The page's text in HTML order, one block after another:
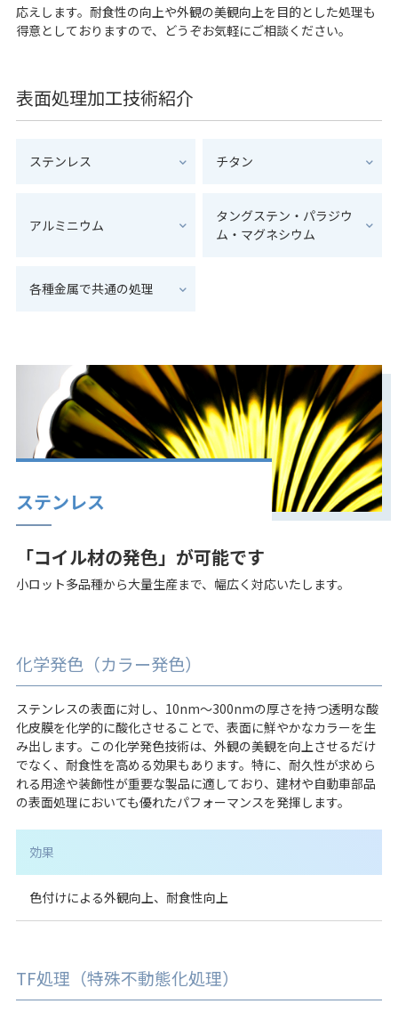
プレス
品質管理
板金加工
数字で見る 東陽理化学研究所
日軽金グループの重要課題
日軽金グループさらっとまるわかり
職場紹介
採用FAQ
新卒エントリー
中途採用
中途エントリー
お問い合わせ
応えします。耐食性の向上や外観の美観向上を目的とした処理も
得意としておりますので、どうぞお気軽にご相談ください。
表面処理加工技術紹介
ステンレス チタン
アルミニウム
タングステン・パラジウ
ム・マグネシウム
各種金属で共通の処理
ステンレス
「コイル材の発色」が可能です
小ロット多品種から大量生産まで、幅広く対応いたします。
化学発色（カラー発色）
ステンレスの表面に対し、10nm～300nmの厚さを持つ透明な酸
化皮膜を化学的に酸化させることで、表面に鮮やかなカラーを生
み出します。この化学発色技術は、外観の美観を向上させるだけ
でなく、耐食性を高める効果もあります。特に、耐久性が求めら
れる用途や装飾性が重要な製品に適しており、建材や自動車部品
の表面処理においても優れたパフォーマンスを発揮します。
効果
色付けによる外観向上、耐食性向上
TF処理（特殊不動態化処理）